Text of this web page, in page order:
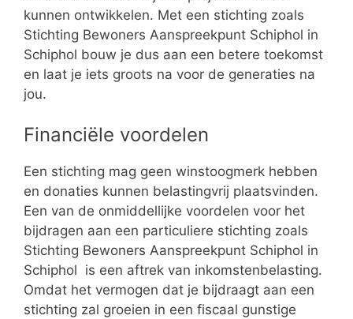
kunnen ontwikkelen. Met een stichting zoals
Stichting Bewoners Aanspreekpunt Schiphol in
Schiphol bouw je dus aan een betere toekomst
en laat je iets groots na voor de generaties na
jou.
Financiële voordelen
Een stichting mag geen winstoogmerk hebben
en donaties kunnen belastingvrij plaatsvinden.
Een van de onmiddellijke voordelen voor het
bijdragen aan een particuliere stichting zoals
Stichting Bewoners Aanspreekpunt Schiphol in
Schiphol is een aftrek van inkomstenbelasting.
Omdat het vermogen dat je bijdraagt aan een
stichting zal groeien in een fiscaal gunstige